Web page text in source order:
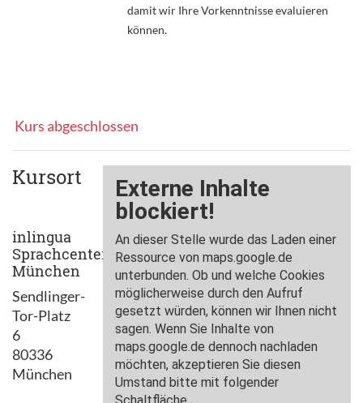
damit wir Ihre Vorkenntnisse evaluieren
können.
Kurs abgeschlossen
Kursort
inlingua
Sprachcenter
München
Sendlinger-
Tor-Platz
6
80336
München